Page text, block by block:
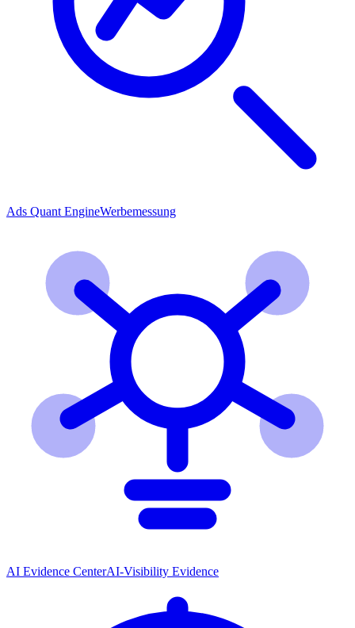
Ads Quant EngineWerbemessung
AI Evidence CenterAI-Visibility Evidence